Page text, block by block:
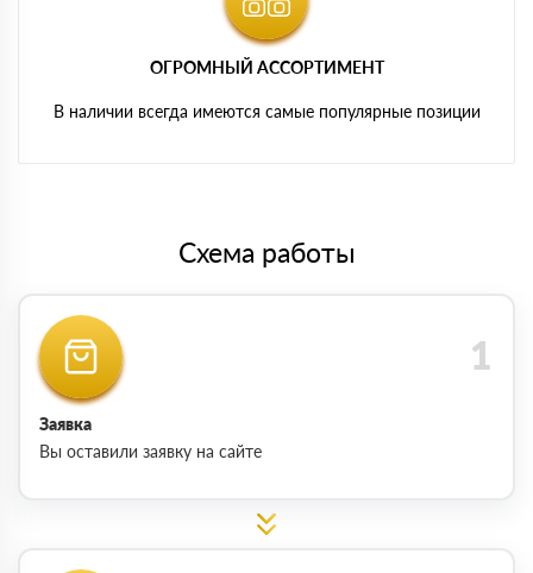
ОГРОМНЫЙ АССОРТИМЕНТ
В наличии всегда имеются самые популярные позиции
Схема работы
Заявка
Вы оставили заявку на сайте